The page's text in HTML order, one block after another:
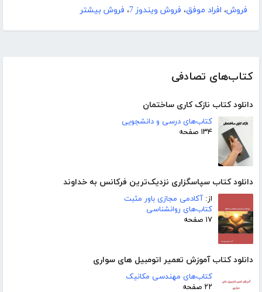
کتاب‌های تصادفی
دانلود کتاب نازک کاری ساختمان
کتاب‌های درسی و دانشجویی
۱۳۴ صفحه
دانلود کتاب سپاسگزاری نزدیک‌ترین فرکانس به خداوند
از: آکادمی مجازی باور مثبت
کتاب‌های روانشناسی
۱۷ صفحه
دانلود کتاب آموزش تعمیر اتومبیل های سواری
کتاب‌های مهندسی مکانیک
۲۲ صفحه
فروش، افراد موفق، فروش ویندوز 7 ، فروش بیشتر